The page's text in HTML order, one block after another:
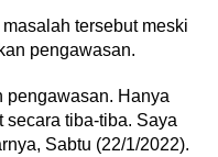
tersebut meski
pengawasan.
pengawasan. Hanya
secara tiba-tiba. Saya
Sabtu (22/1/2022).